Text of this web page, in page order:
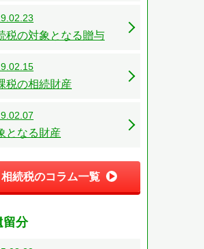
税の対象となる贈与
税の相続財産
となる財産
相続税のコラム一覧
留分